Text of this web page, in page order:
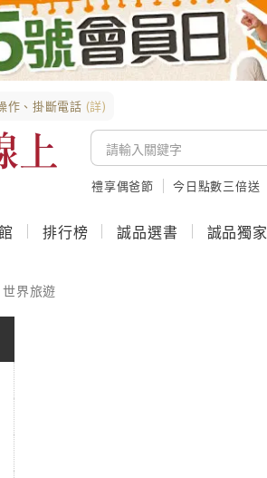
作、掛斷電話 (詳)
禮享偶爸節 今日點數三倍送
排行榜 誠品選書 誠品獨家
世界旅遊